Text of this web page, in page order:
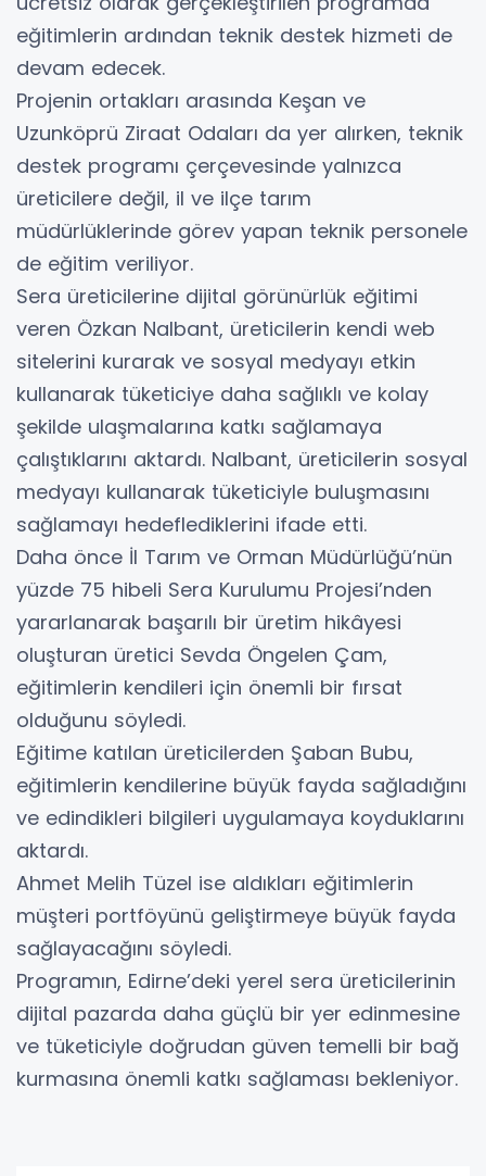
eğitimlerin ardından teknik destek hizmeti de
devam edecek.
Projenin ortakları arasında Keşan ve
Uzunköprü Ziraat Odaları da yer alırken, teknik
destek programı çerçevesinde yalnızca
üreticilere değil, il ve ilçe tarım
müdürlüklerinde görev yapan teknik personele
de eğitim veriliyor.
Sera üreticilerine dijital görünürlük eğitimi
veren Özkan Nalbant, üreticilerin kendi web
sitelerini kurarak ve sosyal medyayı etkin
kullanarak tüketiciye daha sağlıklı ve kolay
şekilde ulaşmalarına katkı sağlamaya
çalıştıklarını aktardı. Nalbant, üreticilerin sosyal
medyayı kullanarak tüketiciyle buluşmasını
sağlamayı hedeflediklerini ifade etti.
Daha önce İl Tarım ve Orman Müdürlüğü’nün
yüzde 75 hibeli Sera Kurulumu Projesi’nden
yararlanarak başarılı bir üretim hikâyesi
oluşturan üretici Sevda Öngelen Çam,
eğitimlerin kendileri için önemli bir fırsat
olduğunu söyledi.
Eğitime katılan üreticilerden Şaban Bubu,
eğitimlerin kendilerine büyük fayda sağladığını
ve edindikleri bilgileri uygulamaya koyduklarını
aktardı.
Ahmet Melih Tüzel ise aldıkları eğitimlerin
müşteri portföyünü geliştirmeye büyük fayda
sağlayacağını söyledi.
Programın, Edirne’deki yerel sera üreticilerinin
dijital pazarda daha güçlü bir yer edinmesine
ve tüketiciyle doğrudan güven temelli bir bağ
kurmasına önemli katkı sağlaması bekleniyor.